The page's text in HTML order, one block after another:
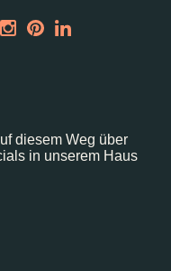
Rooftop &
–
diesem Weg über
in unserem Haus